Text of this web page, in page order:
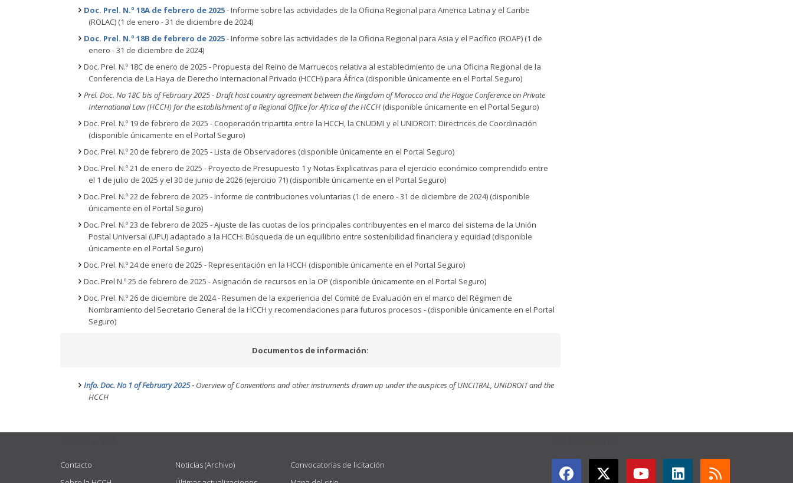
Doc. Prel. N.º 18A de febrero de 2025- Informe sobre las actividades de la Oficina Regional para America Latina y el Caribe
(ROLAC) (1 de enero - 31 de diciembre de 2024)
Doc. Prel. N.º 18B de febrero de 2025- Informe sobre las actividades de la Oficina Regional para Asia y el Pacífico (ROAP) (1 de
enero - 31 de diciembre de 2024)
Doc. Prel. N.º 18C de enero de 2025 - Propuesta del Reino de Marruecos relativa al establecimiento de una Oficina Regional de la
Conferencia de La Haya de Derecho Internacional Privado (HCCH) para África (disponible únicamente en el Portal Seguro)
Prel. Doc. No 18C bis of February 2025 - Draft host country agreement between the Kingdom of Morocco and the Hague Conference on Private
International Law (HCCH) for the establishment of a Regional Office for Africa of the HCCH (disponible únicamente en el Portal Seguro)
Doc. Prel. N.º 19 de febrero de 2025 - Cooperación tripartita entre la HCCH, la CNUDMI y el UNIDROIT: Directrices de Coordinación
(disponible únicamente en el Portal Seguro)
Doc. Prel. N.º 20 de febrero de 2025 - Lista de Observadores (disponible únicamente en el Portal Seguro)
Doc. Prel. N.º 21 de enero de 2025 - Proyecto de Presupuesto 1 y Notas Explicativas para el ejercicio económico comprendido entre
el 1 de julio de 2025 y el 30 de junio de 2026 (ejercicio 71) (disponible únicamente en el Portal Seguro)
Doc. Prel. N.º 22 de febrero de 2025 - Informe de contribuciones voluntarias (1 de enero - 31 de diciembre de 2024) (disponible
únicamente en el Portal Seguro)
Doc. Prel. N.º 23 de febrero de 2025 - Ajuste de las cuotas de los principales contribuyentes en el marco del sistema de la Unión
Postal Universal (UPU) adaptado a la HCCH: Búsqueda de un equilibrio entre sostenibilidad financiera y equidad (disponible
únicamente en el Portal Seguro)
Doc. Prel. N.º 24 de enero de 2025 - Representación en la HCCH (disponible únicamente en el Portal Seguro)
Doc. Prel N.º 25 de febrero de 2025 - Asignación de recursos en la OP (disponible únicamente en el Portal Seguro)
Doc. Prel. N.º 26 de diciembre de 2024 - Resumen de la experiencia del Comité de Evaluación en el marco del Régimen de
Nombramiento del Secretario General de la HCCH y recomendaciones para futuros procesos - (disponible únicamente en el Portal
Seguro)
Documentos de información:
Info. Doc. No 1 of February 2025- Overview of Conventions and other instruments drawn up under the auspices of UNCITRAL, UNIDROIT and the
HCCH
Contacto
Noticias (Archivo)
Convocatorias de licitación